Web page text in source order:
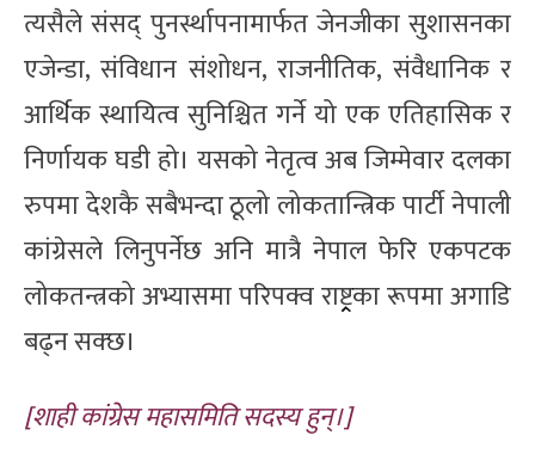
त्यसैले संसद् पुनर्स्थापनामार्फत जेनजीका सुशासनका
एजेन्डा, संविधान संशोधन, राजनीतिक, संवैधानिक र
आर्थिक स्थायित्व सुनिश्चित गर्ने यो एक एतिहासिक र
निर्णायक घडी हो। यसको नेतृत्व अब जिम्मेवार दलका
रुपमा देशकै सबैभन्दा ठूलो लोकतान्त्रिक पार्टी नेपाली
कांग्रेसले लिनुपर्नेछ अनि मात्रै नेपाल फेरि एकपटक
लोकतन्त्रको अभ्यासमा परिपक्व राष्ट्र्रका रूपमा अगाडि
बढ्न सक्छ।
[शाही कांग्रेस महासमिति सदस्य हुन्।]